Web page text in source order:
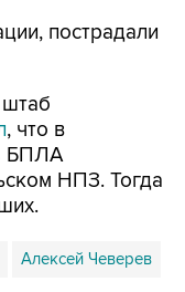
пострадали
, что в
БПЛА
НПЗ. Тогда
Алексей Чеверев